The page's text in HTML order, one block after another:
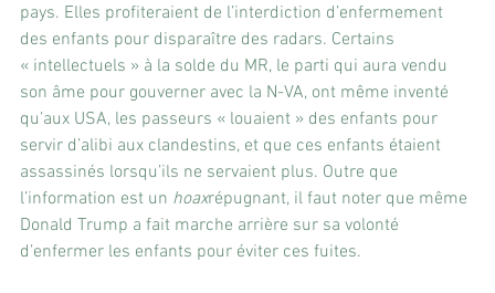
pays. Elles profiteraient de l’interdiction d’enfermement
des enfants pour disparaître des radars. Certains
« intellectuels » à la solde du MR, le parti qui aura vendu
son âme pour gouverner avec la N-VA, ont même inventé
qu’aux USA, les passeurs « louaient » des enfants pour
servir d’alibi aux clandestins, et que ces enfants étaient
assassinés lorsqu’ils ne servaient plus. Outre que
l’information est un hoaxrépugnant, il faut noter que même
Donald Trump a fait marche arrière sur sa volonté
d’enfermer les enfants pour éviter ces fuites.